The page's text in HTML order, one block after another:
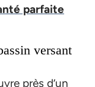
parfaite
versant
près d’un